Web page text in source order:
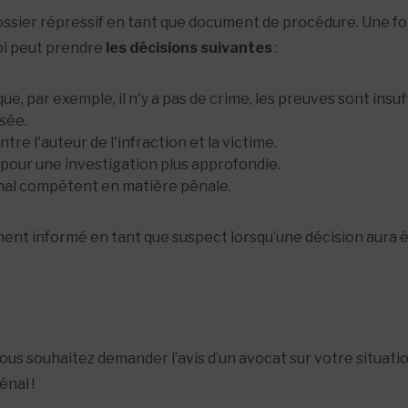
répressif en tant que document de procédure. Une
peut prendre les décisions suivantes :
par exemple, il n'y a pas de crime, les preuves sont
l'auteur de l'infraction et la victime.
une investigation plus approfondie.
compétent en matière pénale.
informé en tant que suspect lorsqu’une décision aura
souhaitez demander l’avis d’un avocat sur votre
!